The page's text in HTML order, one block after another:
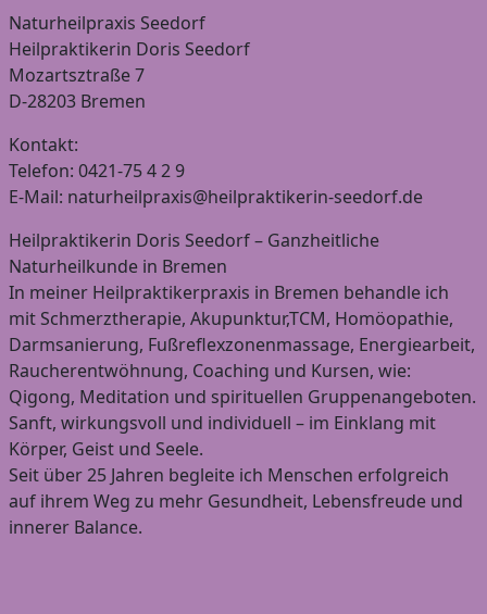
Naturheilpraxis Seedorf
Heilpraktikerin Doris Seedorf
Mozartsztraße 7
D-28203 Bremen
Kontakt:
Telefon: 0421-75 4 2 9
E-Mail: naturheilpraxis@heilpraktikerin-seedorf.de
Heilpraktikerin Doris Seedorf – Ganzheitliche
Naturheilkunde in Bremen
In meiner Heilpraktikerpraxis in Bremen behandle ich
mit Schmerztherapie, Akupunktur,TCM, Homöopathie,
Darmsanierung, Fußreflexzonenmassage, Energiearbeit,
Raucherentwöhnung, Coaching und Kursen, wie:
Qigong, Meditation und spirituellen Gruppenangeboten.
Sanft, wirkungsvoll und individuell – im Einklang mit
Körper, Geist und Seele.
Seit über 25 Jahren begleite ich Menschen erfolgreich
auf ihrem Weg zu mehr Gesundheit, Lebensfreude und
innerer Balance.